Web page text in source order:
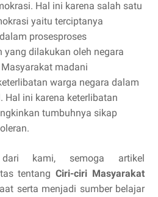
Hal ini karena salah satu
yaitu terciptanya
prosesproses
yang dilakukan oleh negara
madani
warga negara dalam
Hal ini karena keterlibatan
tumbuhnya sikap
kami, semoga artikel
tentangCiri-ciri Masyarakat
serta menjadi sumber belajar